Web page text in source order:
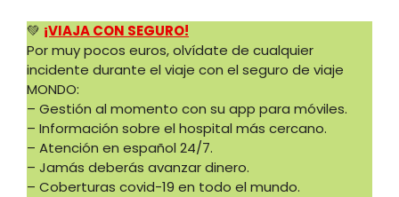
💚 ¡VIAJA CON SEGURO!
Por muy pocos euros, olvídate de cualquier
incidente durante el viaje con el seguro de viaje
MONDO:
– Gestión al momento con su app para móviles.
– Información sobre el hospital más cercano.
– Atención en español 24/7.
– Jamás deberás avanzar dinero.
– Coberturas covid-19 en todo el mundo.